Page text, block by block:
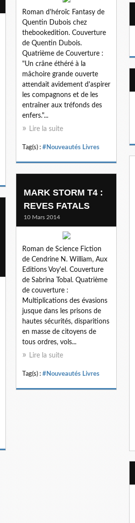
Roman d'héroïc Fantasy de
Quentin Dubois chez
thebookedition. Couverture
de Quentin Dubois.
Quatrième de Couverture :
"Un crâne éthéré à la
mâchoire grande ouverte
attendait avidement d'aspirer
les compagnons et de les
entraîner aux tréfonds des
enfers."...
Lire la suite
Tag(s) : #Nouveautés Livres
MARK STORM T4 :
REVES FATALS
10 Mars 2014
Roman de Science Fiction
de Cendrine N. William, Aux
Editions Voy'el. Couverture
de Sabrina Tobal. Quatrième
de couverture :
Multiplications des évasions
jusque dans les prisons de
hautes sécurités, disparitions
en masse de citoyens de
tous ordres, vols...
Lire la suite
Tag(s) : #Nouveautés Livres